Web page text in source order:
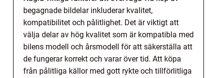
begagnade bildelar inkluderar kvalitet,
kompatibilitet och pålitlighet. Det är viktigt att
välja delar av hög kvalitet som är kompatibla med
bilens modell och årsmodell för att säkerställa att
de fungerar korrekt och varar över tid. Att köpa
från pålitliga källor med gott rykte och tillförlitliga